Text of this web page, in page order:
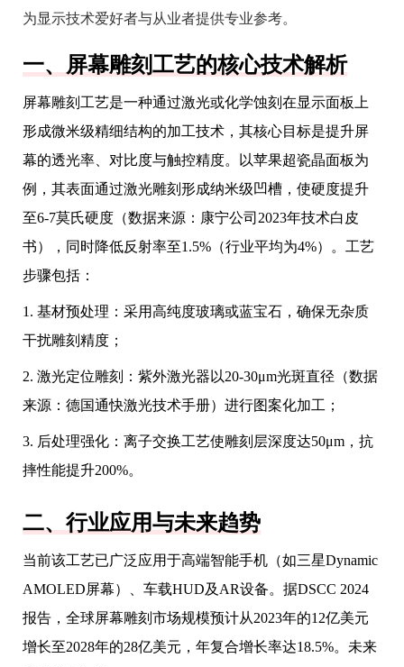
为显示技术爱好者与从业者提供专业参考。
一、屏幕雕刻工艺的核心技术解析
屏幕雕刻工艺是一种通过激光或化学蚀刻在显示面板上
形成微米级精细结构的加工技术，其核心目标是提升屏
幕的透光率、对比度与触控精度。以苹果超瓷晶面板为
例，其表面通过激光雕刻形成纳米级凹槽，使硬度提升
至6-7莫氏硬度（数据来源：康宁公司2023年技术白皮
书），同时降低反射率至1.5%（行业平均为4%）。工艺
步骤包括：
1. 基材预处理：采用高纯度玻璃或蓝宝石，确保无杂质
干扰雕刻精度；
2. 激光定位雕刻：紫外激光器以20-30μm光斑直径（数据
来源：德国通快激光技术手册）进行图案化加工；
3. 后处理强化：离子交换工艺使雕刻层深度达50μm，抗
摔性能提升200%。
二、行业应用与未来趋势
当前该工艺已广泛应用于高端智能手机（如三星Dynamic
AMOLED屏幕）、车载HUD及AR设备。据DSCC 2024
报告，全球屏幕雕刻市场规模预计从2023年的12亿美元
增长至2028年的28亿美元，年复合增长率达18.5%。未来